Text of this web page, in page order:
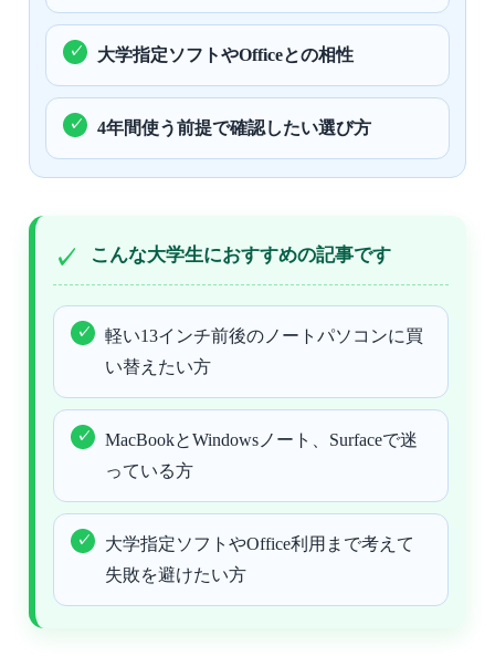
大学指定ソフトやOfficeとの相性
4年間使う前提で確認したい選び方
こんな大学生におすすめの記事です
軽い13インチ前後のノートパソコンに買
い替えたい方
MacBookとWindowsノート、Surfaceで迷
っている方
大学指定ソフトやOffice利用まで考えて
失敗を避けたい方